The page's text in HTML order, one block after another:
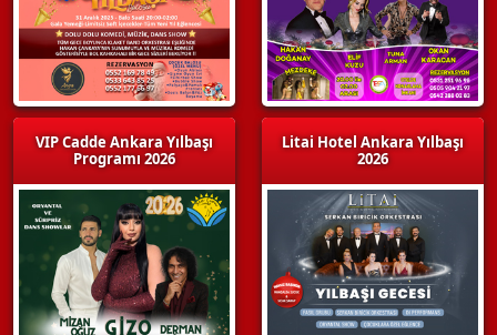
VIP Cadde Ankara Yılbaşı
Programı 2026
Litai Hotel Ankara Yılbaşı
2026